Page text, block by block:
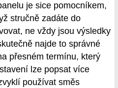
je sice pomocníkem,
stručně zadáte do
ne vždy jsou výsledky
najde to správné
přesném termínu, který
lze popsat více
používat směs